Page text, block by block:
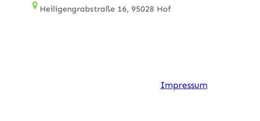
Heiligengrabstraße 16, 95028 Hof
Impressum